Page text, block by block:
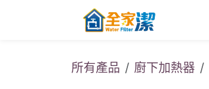
所有產品 廚下加熱器